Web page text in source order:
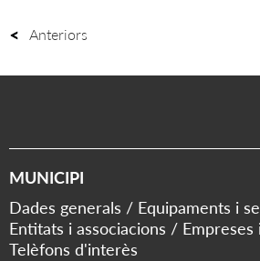
Anteriors
MUNICIPI
Dades generals
Equipaments i
Entitats i associacions
Telèfons d'interès